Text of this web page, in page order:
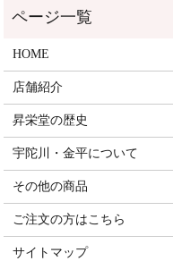
HOME
店舗紹介
昇栄堂の歴史
宇陀川・金平について
その他の商品
ご注文の方はこちら
サイトマップ